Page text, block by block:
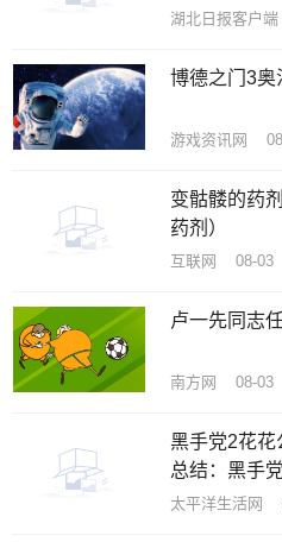
湖北日报客户
博德之门3奥
游戏资讯网
变骷髅的药
药剂）
互联网 08-03
卢一先同志
南方网 08-03
黑手党2花花
总结：黑手
太平洋生活网